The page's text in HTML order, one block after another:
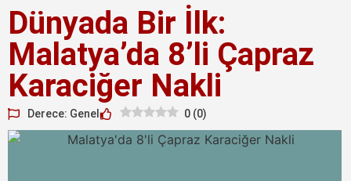
Dünyada Bir İlk:
Malatya’da 8’li Çapraz
Karaciğer Nakli
Derece: Genel 0 (0)